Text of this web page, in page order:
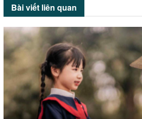
Bài viết liên quan